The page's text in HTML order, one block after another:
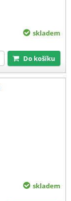
skladem
Do košíku
skladem